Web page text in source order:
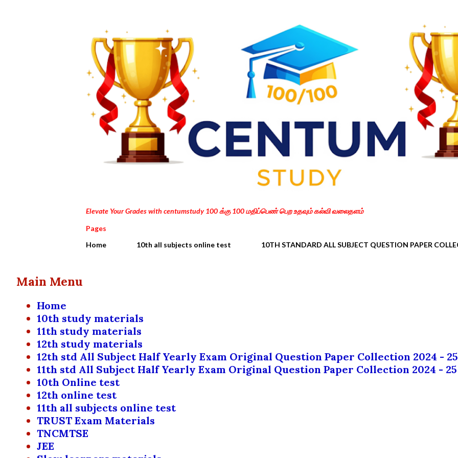
Elevate Your Grades with centumstudy 100 க்கு 100 மதிப்பெண் பெற உதவும் கல்வி வலைதளம்
Pages
Home
10th all subjects online test 10TH STANDARD ALL SUBJECT QUESTION PAPER
Main Menu
Home
10th study materials
11th study materials
12th study materials
12th std All Subject Half Yearly Exam Original Question Paper Collection 2024 - 25
11th std All Subject Half Yearly Exam Original Question Paper Collection 2024 - 25
10th Online test
12th online test
11th all subjects online test
TRUST Exam Materials
TNCMTSE
JEE